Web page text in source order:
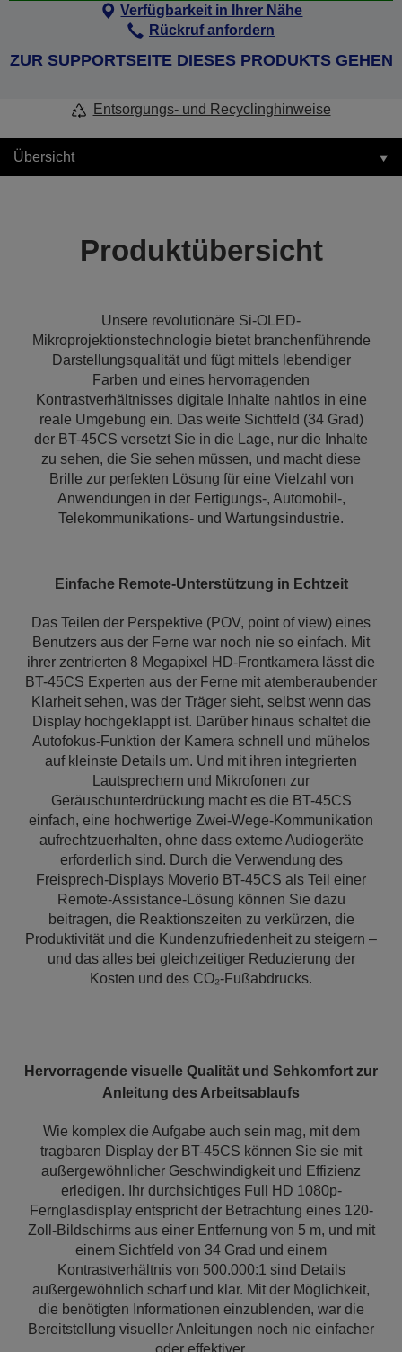
Verfügbarkeit in Ihrer Nähe
Rückruf anfordern
ZUR SUPPORTSEITE DIESES PRODUKTS GEHEN
Entsorgungs- und Recyclinghinweise
Übersicht
Produktübersicht
Unsere revolutionäre Si-OLED-
Mikroprojektionstechnologie bietet branchenführende
Darstellungsqualität und fügt mittels lebendiger
Farben und eines hervorragenden
Kontrastverhältnisses digitale Inhalte nahtlos in eine
reale Umgebung ein. Das weite Sichtfeld (34 Grad)
der BT-45CS versetzt Sie in die Lage, nur die Inhalte
zu sehen, die Sie sehen müssen, und macht diese
Brille zur perfekten Lösung für eine Vielzahl von
Anwendungen in der Fertigungs-, Automobil-,
Telekommunikations- und Wartungsindustrie.
Einfache Remote-Unterstützung in Echtzeit
Das Teilen der Perspektive (POV, point of view) eines
Benutzers aus der Ferne war noch nie so einfach. Mit
ihrer zentrierten 8 Megapixel HD-Frontkamera lässt die
BT-45CS Experten aus der Ferne mit atemberaubender
Klarheit sehen, was der Träger sieht, selbst wenn das
Display hochgeklappt ist. Darüber hinaus schaltet die
Autofokus-Funktion der Kamera schnell und mühelos
auf kleinste Details um. Und mit ihren integrierten
Lautsprechern und Mikrofonen zur
Geräuschunterdrückung macht es die BT-45CS
einfach, eine hochwertige Zwei-Wege-Kommunikation
aufrechtzuerhalten, ohne dass externe Audiogeräte
erforderlich sind. Durch die Verwendung des
Freisprech-Displays Moverio BT-45CS als Teil einer
Remote-Assistance-Lösung können Sie dazu
beitragen, die Reaktionszeiten zu verkürzen, die
Produktivität und die Kundenzufriedenheit zu steigern –
und das alles bei gleichzeitiger Reduzierung der
Kosten und des CO₂-Fußabdrucks.
Hervorragende visuelle Qualität und Sehkomfort zur
Anleitung des Arbeitsablaufs
Wie komplex die Aufgabe auch sein mag, mit dem
tragbaren Display der BT-45CS können Sie sie mit
außergewöhnlicher Geschwindigkeit und Effizienz
erledigen. Ihr durchsichtiges Full HD 1080p-
Fernglasdisplay entspricht der Betrachtung eines 120-
Zoll-Bildschirms aus einer Entfernung von 5 m, und mit
einem Sichtfeld von 34 Grad und einem
Kontrastverhältnis von 500.000:1 sind Details
außergewöhnlich scharf und klar. Mit der Möglichkeit,
die benötigten Informationen einzublenden, war die
Bereitstellung visueller Anleitungen noch nie einfacher
oder effektiver.